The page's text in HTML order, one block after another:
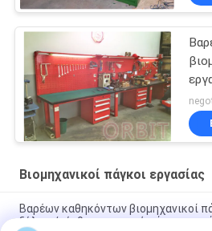
Βιομηχανικοί πάγκοι εργασίας
Βαρέων καθηκόντων βιομηχανικοί
ξύλινη/σύνθετη κορυφή πάγκων